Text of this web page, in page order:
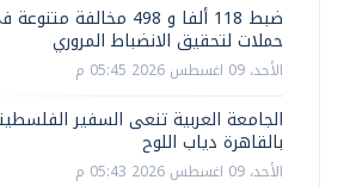
ضبط 118 ألفا و 498 مخالفة
حملات لتحقيق الانضباط المروري
الأحد، 09 اغسطس 2026 05:45 م
الجامعة العربية تنعى السفير
بالقاهرة دياب اللوح
الأحد، 09 اغسطس 2026 05:43 م